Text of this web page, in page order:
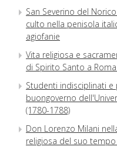
San Severino del
culto nella penisola
agiofanie
Vita religiosa e
di Spirito Santo a Roma
Studenti indisciplinati e
buongoverno
(1780-1788)
Don Lorenzo Milani
religiosa del suo tempo